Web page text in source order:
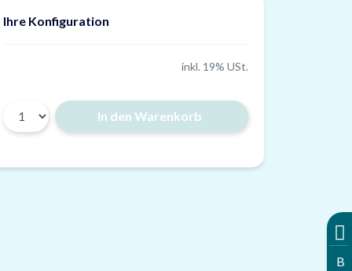
Ihre Konfiguration
inkl. 19% USt.
In den Warenkorb